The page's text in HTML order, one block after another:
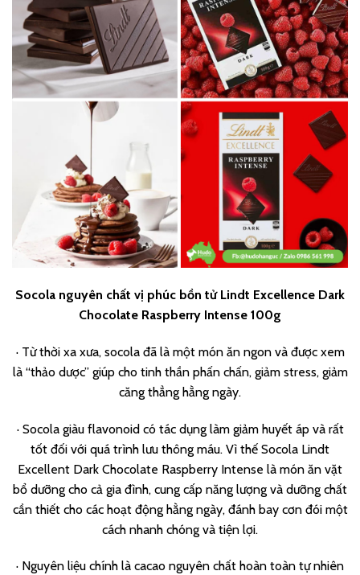
Socola nguyên chất vị phúc bồn tử Lindt Excellence Dark
Chocolate Raspberry Intense 100g
· Từ thời xa xưa, socola đã là một món ăn ngon và được xem
là “thảo dược” giúp cho tinh thần phấn chấn, giảm stress, giảm
căng thẳng hằng ngày.
· Socola giàu flavonoid có tác dụng làm giảm huyết áp và rất
tốt đối với quá trình lưu thông máu. Vì thế Socola Lindt
Excellent Dark Chocolate Raspberry Intense là món ăn vặt
bổ dưỡng cho cả gia đình, cung cấp năng lượng và dưỡng chất
cần thiết cho các hoạt động hằng ngày, đánh bay cơn đói một
cách nhanh chóng và tiện lợi.
· Nguyên liệu chính là cacao nguyên chất hoàn toàn tự nhiên